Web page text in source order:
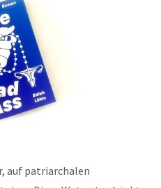
auf patriarchalen